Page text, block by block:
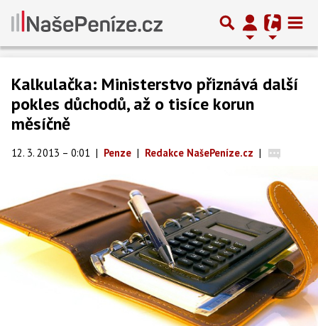
Kalkulačka: Ministerstvo přiznává další
pokles důchodů, až o tisíce korun
měsíčně
12. 3. 2013 – 0:01 | Penze | Redakce NašePeníze.cz |